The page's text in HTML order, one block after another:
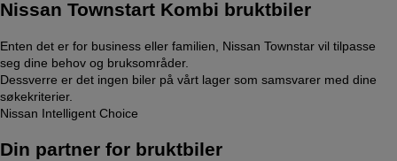
Nissan Townstart Kombi bruktbiler
Enten det er for business eller familien, Nissan Townstar vil tilpasse
seg dine behov og bruksområder.
Dessverre er det ingen biler på vårt lager som samsvarer med dine
søkekriterier.
Nissan Intelligent Choice
Din partner for bruktbiler